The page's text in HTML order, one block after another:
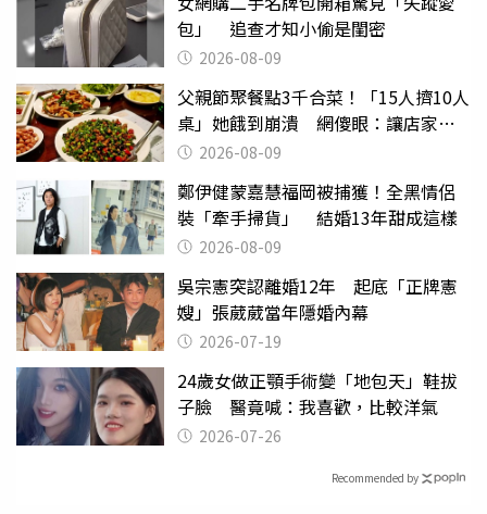
包」 追查才知小偷是閨密
2026-08-09
父親節聚餐點3千合菜！「15人擠10人
桌」她餓到崩潰 網傻眼：讓店家看
笑話2026-08-09
鄭伊健蒙嘉慧福岡被捕獲！全黑情侶
裝「牽手掃貨」 結婚13年甜成這樣
2026-08-09
吳宗憲突認離婚12年 起底「正牌憲
嫂」張葳葳當年隱婚內幕
2026-07-19
24歲女做正顎手術變「地包天」鞋拔
子臉 醫竟喊：我喜歡，比較洋氣
2026-07-26
Recommended by